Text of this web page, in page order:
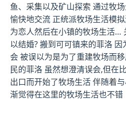
鱼、采集以及矿山探索 通过牧
愉快地交流 正统派牧场生活模
为恋人然后在小镇的牧场生活…
以结婚? 搬到可可镇来的菲洛
会 被误以为是为了重建牧场而
民的菲洛 虽然想澄清误会,但在
出口而开始了牧场生活 伴随着
渐觉得在这里的牧场生活也不错